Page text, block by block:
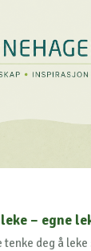
– egne
tenke deg å